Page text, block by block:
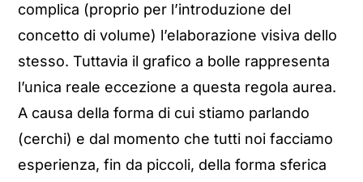
complica (proprio per l’introduzione del
concetto di volume) l’elaborazione visiva dello
stesso. Tuttavia il grafico a bolle rappresenta
l’unica reale eccezione a questa regola aurea.
A causa della forma di cui stiamo parlando
(cerchi) e dal momento che tutti noi facciamo
esperienza, fin da piccoli, della forma sferica